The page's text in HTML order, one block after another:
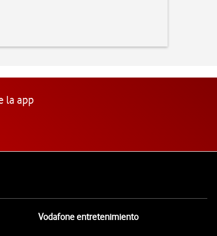
la app
Vodafone entretenimiento